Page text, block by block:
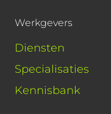
Werkgevers
Diensten
Specialisaties
Kennisbank